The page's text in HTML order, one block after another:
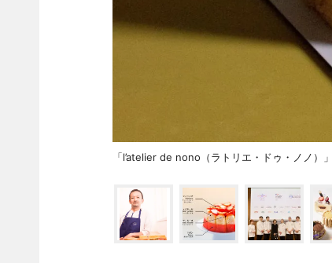
「l’atelier de nono（ラトリエ・ドゥ・ノノ）